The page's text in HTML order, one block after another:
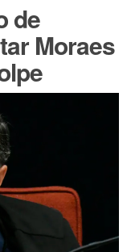
de
Moraes